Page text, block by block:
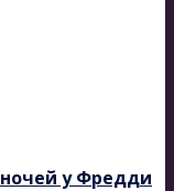
у Фредди